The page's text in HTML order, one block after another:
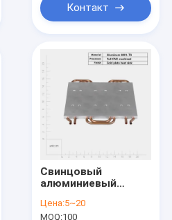
Контакт
Свинцовый
алюминиевый
охлаждающий
Цена:5~20
MOQ:100